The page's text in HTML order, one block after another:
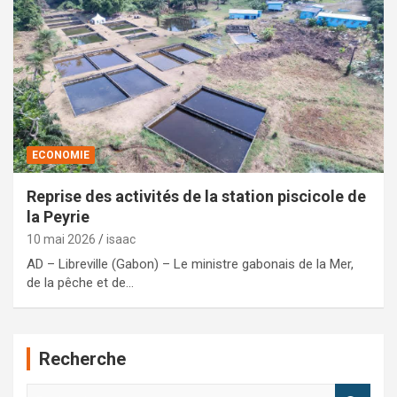
ECONOMIE
Reprise des activités de la station piscicole de
la Peyrie
10 mai 2026 isaac
AD – Libreville (Gabon) – Le ministre gabonais de la Mer,
de la pêche et de…
Recherche